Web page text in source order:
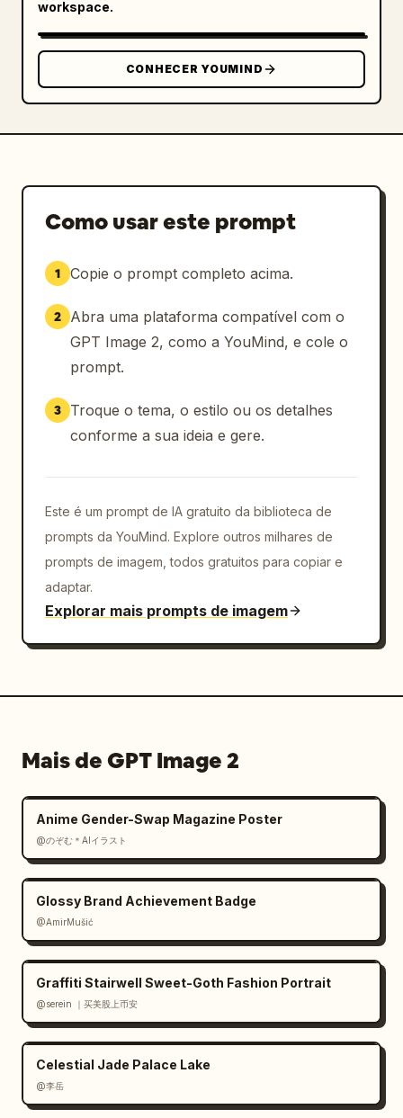
workspace.
CONHECER YOUMIND
Como usar este prompt
1 Copie o prompt completo acima.
2
Abra uma plataforma compatível com o
GPT Image 2, como a YouMind, e cole o
prompt.
3
Troque o tema, o estilo ou os detalhes
conforme a sua ideia e gere.
Este é um prompt de IA gratuito da biblioteca de
prompts da YouMind. Explore outros milhares de
prompts de imagem, todos gratuitos para copiar e
adaptar.
Explorar mais prompts de imagem
Mais de GPT Image 2
Anime Gender-Swap Magazine Poster
@のぞむ＊AIイラスト
Glossy Brand Achievement Badge
@AmirMušić
Graffiti Stairwell Sweet-Goth Fashion Portrait
@serein ｜买美股上币安
Celestial Jade Palace Lake
@李岳